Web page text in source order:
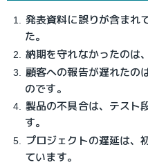
発表資料に誤りが含まれ
た。
納期を守れなかったのは
顧客への報告が遅れたの
のです。
製品の不具合は、テスト
す。
プロジェクトの遅延は、
ています。